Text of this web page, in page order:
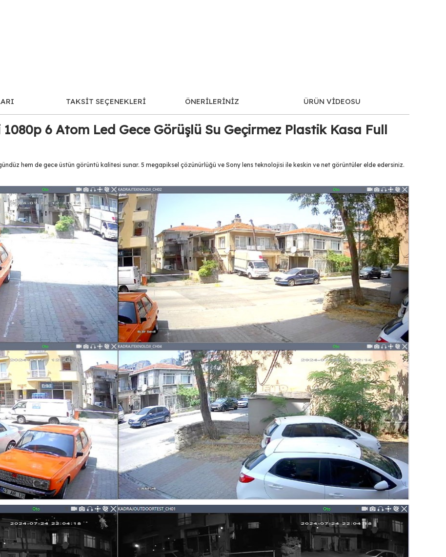
TAKSİT SEÇENEKLERİ ÖNERİLERİNİZ ÜRÜN VİDEOSU
6 Atom Led Gece Görüşlü Su Geçirmez Plastik Kasa Full
hem de gece üstün görüntü kalitesi sunar. 5 megapiksel çözünürlüğü ve Sony lens teknolojisi ile keskin ve net görüntüler elde edersiniz.